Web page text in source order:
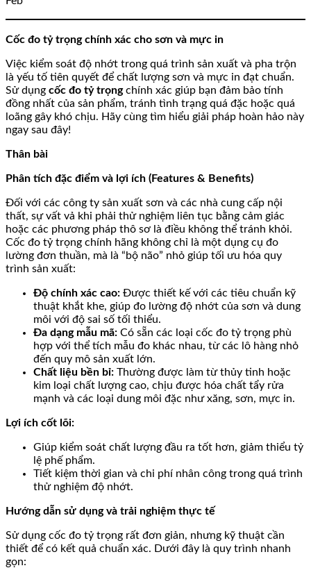
Cốc đo tỷ trọng chính xác cho sơn và mực in
Việc kiểm soát độ nhớt trong quá trình sản xuất và pha trộn
là yếu tố tiên quyết để chất lượng sơn và mực in đạt chuẩn.
Sử dụng cốc đo tỷ trọngchính xác giúp bạn đảm bảo tính
đồng nhất của sản phẩm, tránh tình trạng quá đặc hoặc quá
loãng gây khó chịu. Hãy cùng tìm hiểu giải pháp hoàn hảo này
ngay sau đây!
Thân bài
Phân tích đặc điểm và lợi ích (Features & Benefits)
Đối với các công ty sản xuất sơn và các nhà cung cấp nội
thất, sự vất vả khi phải thử nghiệm liên tục bằng cảm giác
hoặc các phương pháp thô sơ là điều không thể tránh khỏi.
Cốc đo tỷ trọng chính hãng không chỉ là một dụng cụ đo
lường đơn thuần, mà là “bộ não” nhỏ giúp tối ưu hóa quy
trình sản xuất:
Độ chính xác cao: Được thiết kế với các tiêu chuẩn kỹ
thuật khắt khe, giúp đo lường độ nhớt của sơn và dung
môi với độ sai số tối thiểu.
Đa dạng mẫu mã: Có sẵn các loại cốc đo tỷ trọng phù
hợp với thể tích mẫu đo khác nhau, từ các lô hàng nhỏ
đến quy mô sản xuất lớn.
Chất liệu bền bỉ: Thường được làm từ thủy tinh hoặc
kim loại chất lượng cao, chịu được hóa chất tẩy rửa
mạnh và các loại dung môi đặc như xăng, sơn, mực in.
Lợi ích cốt lõi:
Giúp kiểm soát chất lượng đầu ra tốt hơn, giảm thiểu tỷ
lệ phế phẩm.
Tiết kiệm thời gian và chi phí nhân công trong quá trình
thử nghiệm độ nhớt.
Hướng dẫn sử dụng và trải nghiệm thực tế
Sử dụng cốc đo tỷ trọng rất đơn giản, nhưng kỹ thuật cần
thiết để có kết quả chuẩn xác. Dưới đây là quy trình nhanh
gọn: